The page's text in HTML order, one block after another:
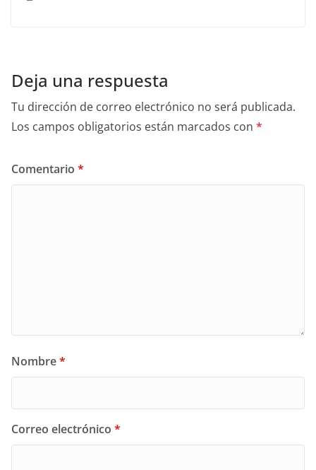
Deja una respuesta
Tu dirección de correo electrónico no será publicada.
Los campos obligatorios están marcados con *
Comentario *
Nombre*
Correo electrónico *